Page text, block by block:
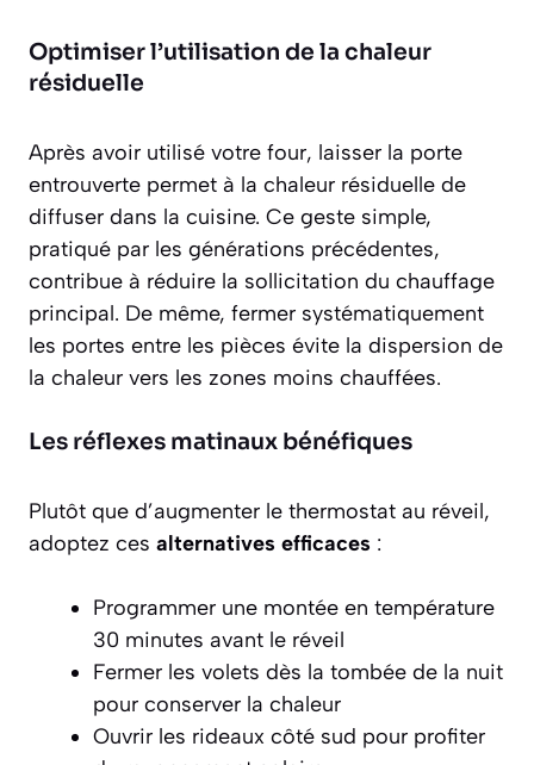
Optimiser l’utilisation de la chaleur
résiduelle
Après avoir utilisé votre four, laisser la porte
entrouverte permet à la chaleur résiduelle de
diffuser dans la cuisine. Ce geste simple,
pratiqué par les générations précédentes,
contribue à réduire la sollicitation du chauffage
principal. De même, fermer systématiquement
les portes entre les pièces évite la dispersion de
la chaleur vers les zones moins chauffées.
Les réflexes matinaux bénéfiques
Plutôt que d’augmenter le thermostat au réveil,
adoptez ces alternatives efficaces :
Programmer une montée en température
30 minutes avant le réveil
Fermer les volets dès la tombée de la nuit
pour conserver la chaleur
Ouvrir les rideaux côté sud pour profiter